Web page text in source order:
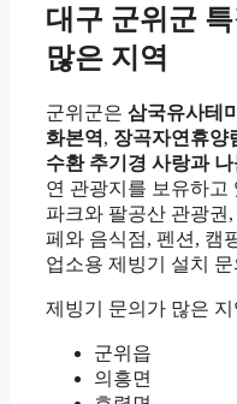
대구 군위군
많은 지역
군위군은 삼국유사테
화본역 , 장곡자연휴양
수환 추기경 사랑과 나
연 관광지를 보유하고
파크와 팔공산 관광권
페와 음식점, 펜션, 캠
업소용 제빙기 설치
제빙기 문의가 많은 지
군위읍
의흥면